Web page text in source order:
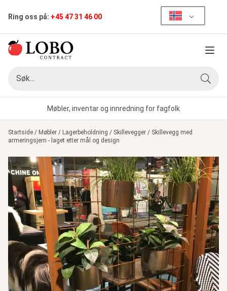
Ring oss på: +45 47 31 46 00
Meny
Søk
Møbler, inventar og innredning for fagfolk
Startside / Møbler / Lagerbeholdning / Skillevegger / Skillevegg med
armeringsjern - laget etter mål og design